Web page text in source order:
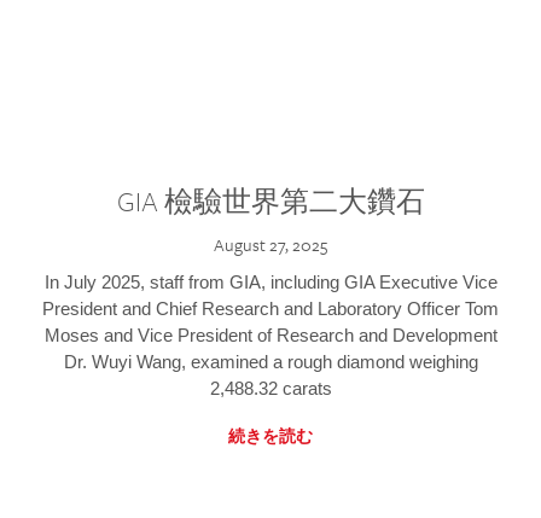
GIA 檢驗世界第二大鑽石
August 27, 2025
In July 2025, staff from GIA, including GIA Executive Vice
President and Chief Research and Laboratory Officer Tom
Moses and Vice President of Research and Development
Dr. Wuyi Wang, examined a rough diamond weighing
2,488.32 carats
続きを読む